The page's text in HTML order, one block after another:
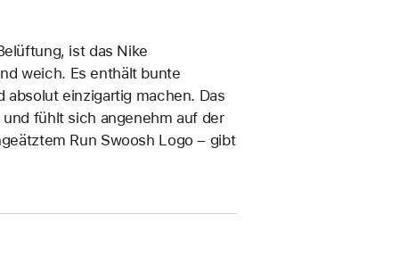
ist das Nike
weich. Es enthält bunte
einzigartig machen. Das
fühlt sich angenehm auf der
Run Swoosh Logo – gibt